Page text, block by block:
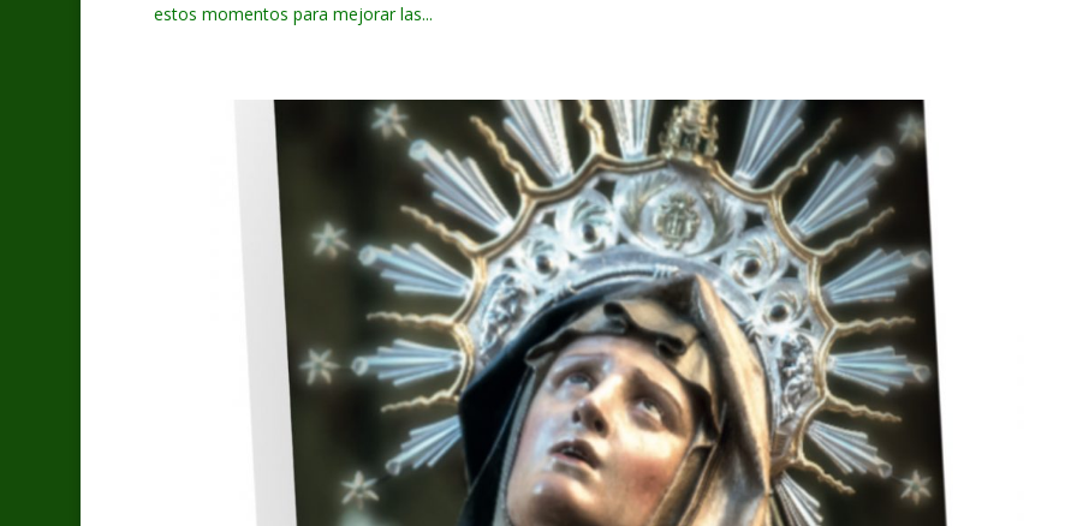
estos momentos para mejorar las...